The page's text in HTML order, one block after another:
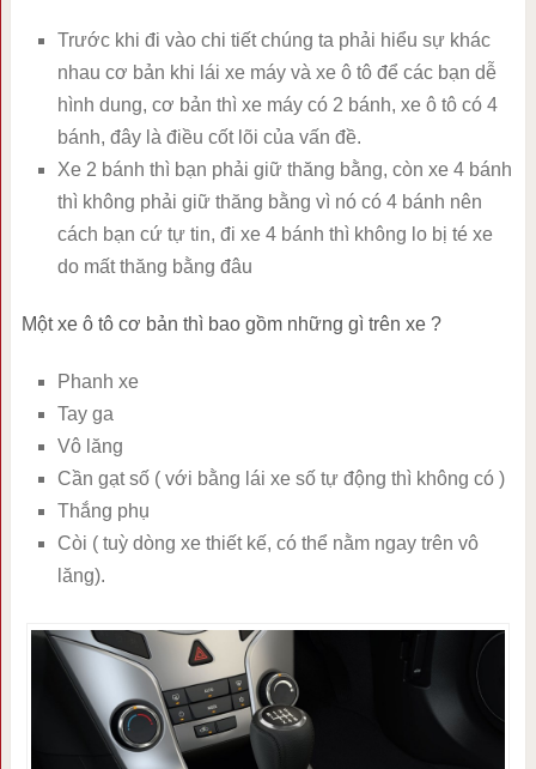
Trước khi đi vào chi tiết chúng ta phải hiểu sự khác
nhau cơ bản khi lái xe máy và xe ô tô để các bạn dễ
hình dung, cơ bản thì xe máy có 2 bánh, xe ô tô có 4
bánh, đây là điều cốt lõi của vấn đề.
Xe 2 bánh thì bạn phải giữ thăng bằng, còn xe 4 bánh
thì không phải giữ thăng bằng vì nó có 4 bánh nên
cách bạn cứ tự tin, đi xe 4 bánh thì không lo bị té xe
do mất thăng bằng đâu
Một xe ô tô cơ bản thì bao gồm những gì trên xe ?
Phanh xe
Tay ga
Vô lăng
Cần gạt số ( với bằng lái xe số tự động thì không có )
Thắng phụ
Còi ( tuỳ dòng xe thiết kế, có thể nằm ngay trên vô
lăng).